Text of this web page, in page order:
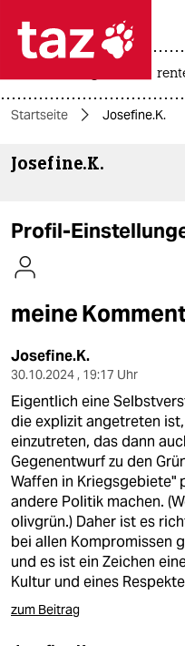
 taz
taz zahl
themen
kultur
sport
berlin
nord
wahrheit
verlag
verlag
veranstaltungen
Startseite Josefine.K.
Josefine.K.
Profil-
meine
Josefine.K.
30.10.2024 , 19:17 Uhr
Eigentlich eine
die explizit angetreten
einzutreten, das dann
Gegenentwurf zu den
Waffen in Kriegsgebiete"
andere Politik machen.
olivgrün.) Daher ist es
bei allen Kompromissen
und es ist ein Zeichen
Kultur und eines
zum Beitrag